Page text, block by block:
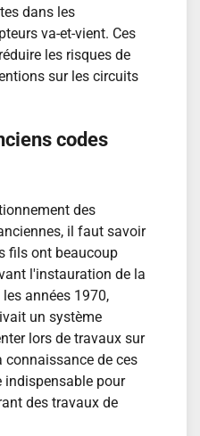
dans les
va-et-vient. Ces
les risques de
sur les circuits
codes
des
il faut savoir
fils ont beaucoup
l'instauration de la
années 1970,
un système
lors de travaux sur
de ces
indispensable pour
des travaux de